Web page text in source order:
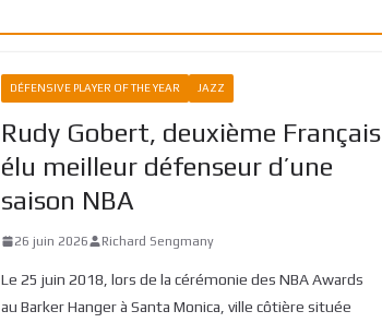
DÉFENSIVE PLAYER OF THE YEAR JAZZ
Rudy Gobert, deuxième Français
élu meilleur défenseur d’une
saison NBA
26 juin 2026 Richard Sengmany
Le 25 juin 2018, lors de la cérémonie des NBA Awards
au Barker Hanger à Santa Monica, ville côtière située